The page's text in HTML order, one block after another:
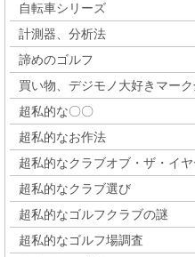
自転車シリーズ
計測器、分析法
諦めのゴルフ
買い物、デジモノ大好きマー
超私的な〇〇
超私的なお作法
超私的なクラブオブ・ザ・イヤ
超私的なクラブ選び
超私的なゴルフクラブの謎
超私的なゴルフ場調査